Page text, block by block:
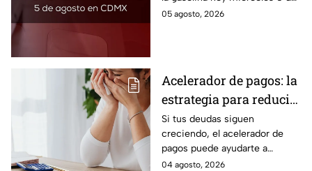
agosto 2026; aquí te dejamos
05 agosto, 2026
Acelerador de pagos: la
estrategia para reducir
tus deudas más rápido
y recuperar el control
de tus finanzas
Si tus deudas siguen
creciendo, el acelerador de
pagos puede ayudarte a
ordenar tus finanzas, priorizar
04 agosto, 2026